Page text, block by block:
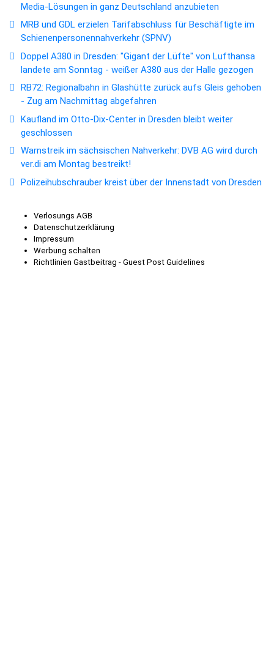
Media-Lösungen in ganz Deutschland anzubieten
MRB und GDL erzielen Tarifabschluss für Beschäftigte im
Schienenpersonennahverkehr (SPNV)
Doppel A380 in Dresden: "Gigant der Lüfte" von Lufthansa
landete am Sonntag - weißer A380 aus der Halle gezogen
RB72: Regionalbahn in Glashütte zurück aufs Gleis gehoben
- Zug am Nachmittag abgefahren
Kaufland im Otto-Dix-Center in Dresden bleibt weiter
geschlossen
Warnstreik im sächsischen Nahverkehr: DVB AG wird durch
ver.di am Montag bestreikt!
Polizeihubschrauber kreist über der Innenstadt von Dresden
Verlosungs AGB
Datenschutzerklärung
Impressum
Werbung schalten
Richtlinien Gastbeitrag - Guest Post Guidelines